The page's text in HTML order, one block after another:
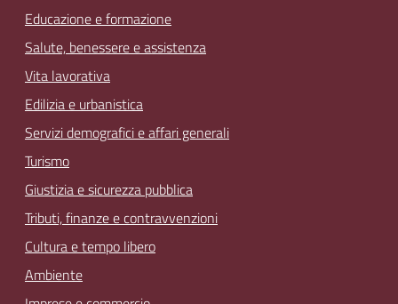
Educazione e formazione
Salute, benessere e assistenza
Vita lavorativa
Edilizia e urbanistica
Servizi demografici e affari generali
Turismo
Giustizia e sicurezza pubblica
Tributi, finanze e contravvenzioni
Cultura e tempo libero
Ambiente